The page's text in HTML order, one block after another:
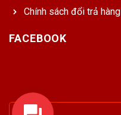
Chính sách đổi trả hàng
FACEBOOK